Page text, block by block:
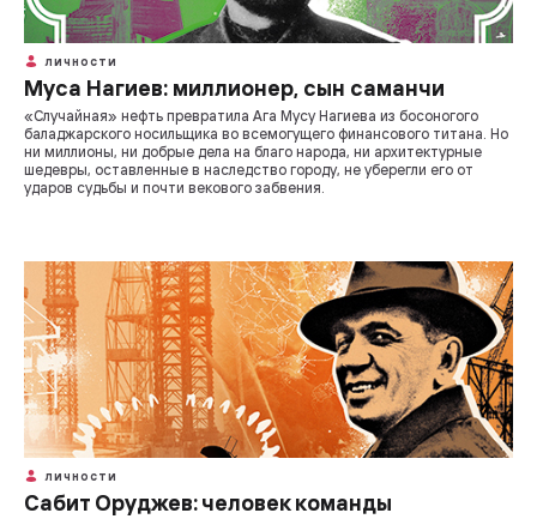
ЛИЧНОСТИ
Муса Нагиев: миллионер, сын саманчи
«Случайная» нефть превратила Ага Мусу Нагиева из босоногого
баладжарского носильщика во всемогущего финансового титана. Но
ни миллионы, ни добрые дела на благо народа, ни архитектурные
шедевры, оставленные в наследство городу, не уберегли его от
ударов судьбы и почти векового забвения.
ЛИЧНОСТИ
Сабит Оруджев: человек команды